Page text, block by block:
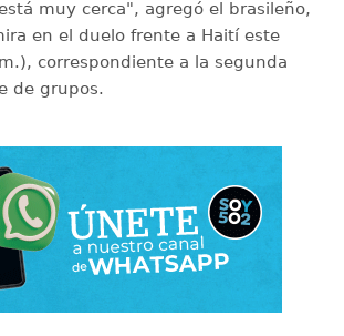
muy cerca", agregó el brasileño,
en el duelo frente a Haití este
correspondiente a la segunda
de grupos.